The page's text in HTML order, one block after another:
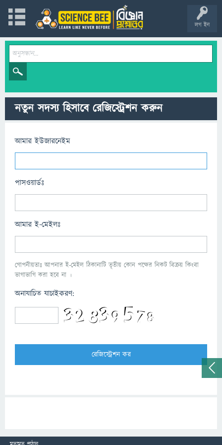
লগ ইন
নতুন সদস্য হিসাবে রেজিস্ট্রেশন করুন
আমার ইউজারনেইম
পাসওয়ার্ডঃ
আমার ই-মেইলঃ
গোপনীয়তাঃ আপনার ই-মেইল ঠিকানাটি তৃতীয় কোন পক্ষের নিকট বিক্রয় কিংবা
ভাগাভাগি করা হবে না ।
অনাযাচিত যাচাইকরণ: